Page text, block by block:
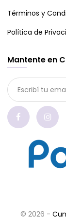
Términos y
Política de
Mantente en
© 2026 -